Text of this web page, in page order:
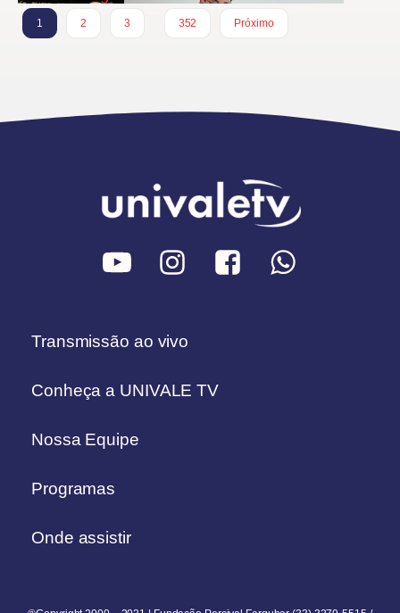
1 2 3
352
Próximo
Transmissão ao vivo
Conheça a UNIVALE TV
Nossa Equipe
Programas
Onde assistir